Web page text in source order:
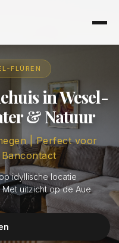
FLÜREN
in Wesel-
& Natuur
| Perfect voor
idyllische locatie
uitzicht op de Aue